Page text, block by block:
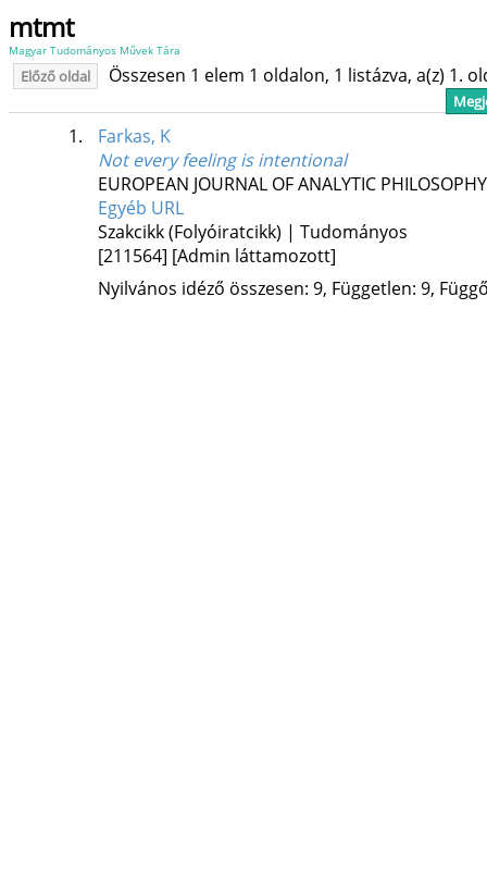
mtmt
Magyar Tudományos Művek Tára
Előző oldal Összesen 1 elem 1 oldalon, 1 listázva, a(z) 1.
1.
Farkas, K
Not every feeling is intentional
EUROPEAN JOURNAL OF ANALYTIC PHILOSOPHY
Egyéb URL
Szakcikk (Folyóiratcikk) | Tudományos
[211564] [Admin láttamozott]
Nyilvános idéző összesen: 9, Független: 9,